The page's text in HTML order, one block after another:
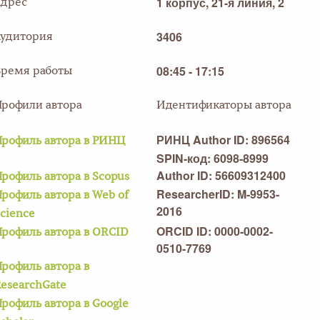
3406
работы 08:45 - 17:15
автора Идентификаторы автора
автора в РИНЦ
РИНЦ Author ID: 896564
SPIN-код: 6098-8999
автора в Scopus Author ID: 56609312400
автора в Web of
ResearcherID: M-9953-
2016
автора в ORCID
ORCID ID: 0000-0002-
0510-7769
автора в
автора в Google